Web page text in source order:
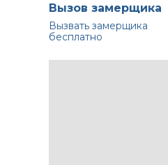
Вызов замерщика
Вызвать замерщика
бесплатно